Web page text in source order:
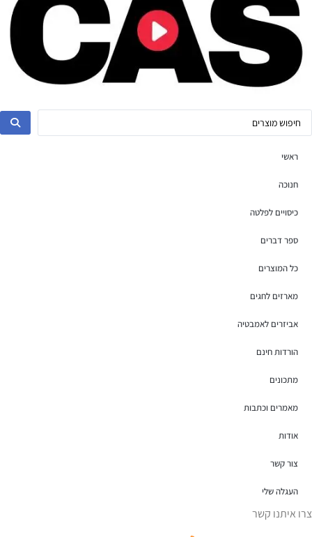
ראשי
חנוכה
כיסויים לפלטה
ספר דברים
כל המוצרים
מארזים לחגים
אביזרים לאמבטיה
הורדות חינם
מתכונים
מאמרים וכתבות
אודות
צור קשר
העגלה שלי
צרו איתנו קשר